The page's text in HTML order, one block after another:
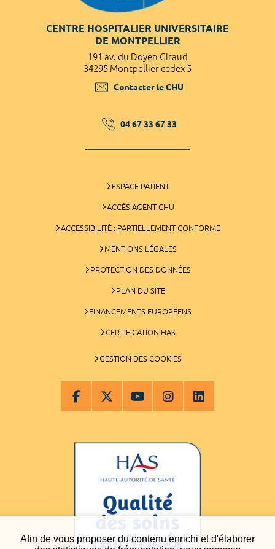
Afin de vous proposer du contenu enrichi et d'élaborer
CENTRE HOSPITALIER UNIVERSITAIRE
DE MONTPELLIER
191 av. du Doyen Giraud
34295 Montpellier cedex 5
Contacter le CHU
04 67 33 67 33
ESPACE PATIENT
ACCÈS AGENT CHU
ACCESSIBILITÉ : PARTIELLEMENT CONFORME
MENTIONS LÉGALES
PROTECTION DES DONNÉES
PLAN DU SITE
FINANCEMENTS EUROPÉENS
CERTIFICATION HAS
GESTION DES COOKIES